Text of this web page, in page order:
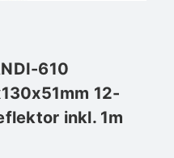
610
12-
inkl. 1m